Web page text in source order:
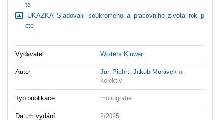
te
UKAZKA_Sladovani_soukromeho_a_pracovniho_zivota_rok_p
ote
Vydavatel Wolters Kluwer
Autor Jan Pichrt ,Jakub Morávek a
kolektiv
Typ publikace monografie
Datum vydání 2/2025